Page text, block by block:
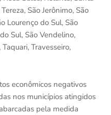
São Jerônimo, São
Lourenço do Sul, São
Sul, São Vendelino,
Travesseiro,
econômicos negativos
nos municípios atingidos
pela medida